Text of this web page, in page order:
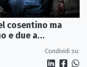
cosentino ma
e due a
Condividi su: